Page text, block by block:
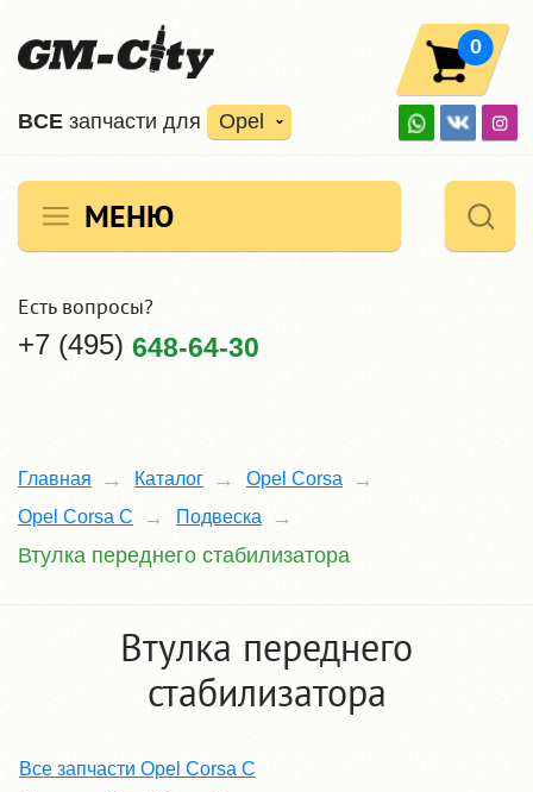
ВCE запчасти для Opel
0
МЕНЮ
Есть вопросы?
+7 (495) 648-64-30
Главная Каталог
Opel Corsa
Opel Corsa C
Подвеска
Втулка переднего стабилизатора
Втулка переднего
стабилизатора
Все запчасти Opel Corsa C